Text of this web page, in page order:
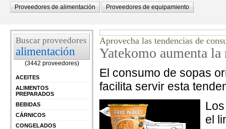
Proveedores de alimentación Proveedores de equipamiento
Buscar proveedores
alimentación
(3442 proveedores)
ACEITES
ALIMENTOS
PREPARADOS
BEBIDAS
CÁRNICOS
CONGELADOS
Aprovecha las tendencias de
Yatekomo aumenta
El consumo de sopas
facilita servir esta
el